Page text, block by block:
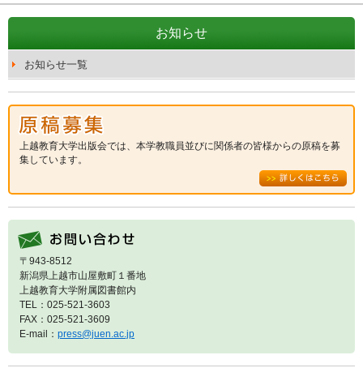
お知らせ
お知らせ一覧
上越教育大学出版会では、本学教職員並びに関係者の皆様からの原稿を募
集しています。
〒943-8512
新潟県上越市山屋敷町１番地
上越教育大学附属図書館内
TEL：025-521-3603
FAX：025-521-3609
E-mail： press@juen.ac.jp